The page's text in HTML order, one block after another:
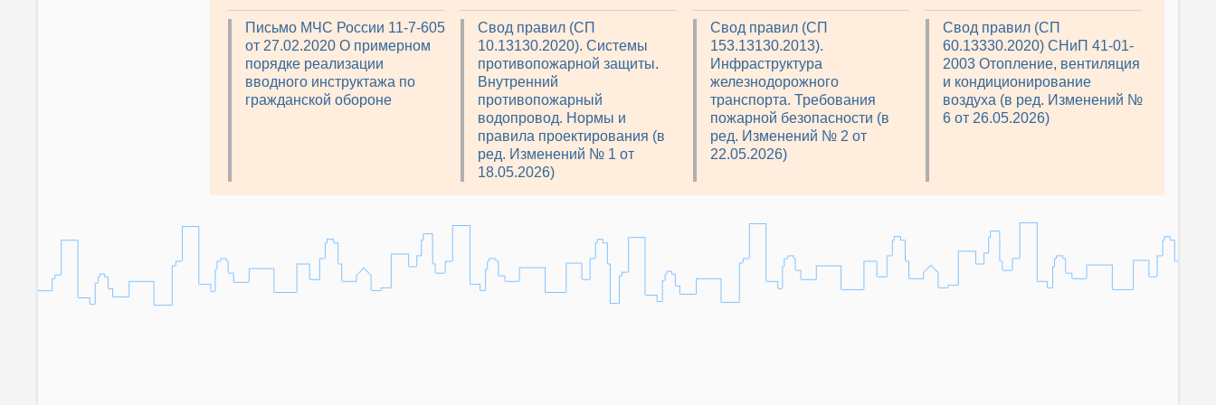
Письмо МЧС России 11-7-605
от 27.02.2020 О примерном
порядке реализации
вводного инструктажа по
гражданской обороне
Свод правил (СП
10.13130.2020). Системы
противопожарной защиты.
Внутренний
противопожарный
водопровод. Нормы и
правила проектирования (в
ред. Изменений № 1 от
18.05.2026)
Свод правил (СП
153.13130.2013).
Инфраструктура
железнодорожного
транспорта. Требования
пожарной безопасности (в
ред. Изменений № 2 от
22.05.2026)
Свод правил (СП
60.13330.2020) СНиП 41-01-
2003 Отопление, вентиляция
и кондиционирование
воздуха (в ред. Изменений №
6 от 26.05.2026)